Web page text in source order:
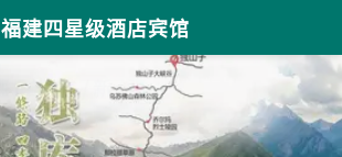
福建四星级酒店宾馆